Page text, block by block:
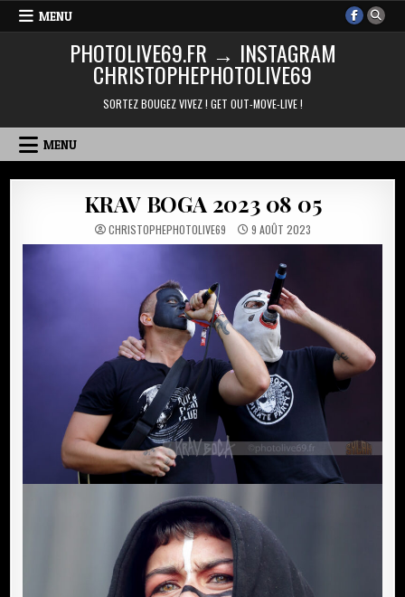
Skip
MENU
PHOTOLIVE69.FR → INSTAGRAM
CHRISTOPHEPHOTOLIVE69
SORTEZ BOUGEZ VIVEZ ! GET OUT-MOVE-LIVE !
MENU
KRAV BOGA 2023 08 05
CHRISTOPHEPHOTOLIVE69 9 AOÛT 2023